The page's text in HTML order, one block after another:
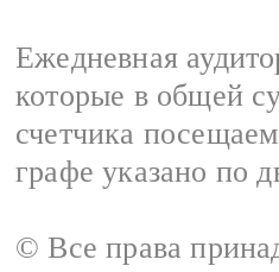
Ежедневная
которые в общей
счетчика
графе указано по
© Все права